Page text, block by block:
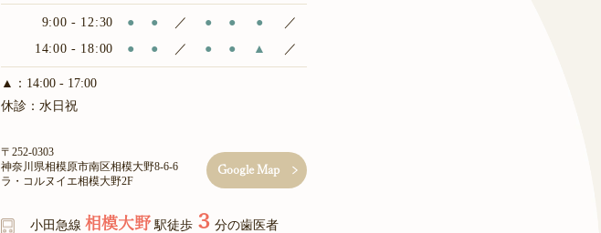
9:00 - 12:30 ● ● ／ ● ● ●
／
14:00 - 18:00
● ● ／ ● ● ▲ ／
▲：14:00 - 17:00
休診：水日祝
〒252-0303
神奈川県相模原市南区相模大野8-6-6
ラ・コルヌイエ相模大野2F
Google Map
小田急線 相模大野駅徒歩３ 分の歯医者